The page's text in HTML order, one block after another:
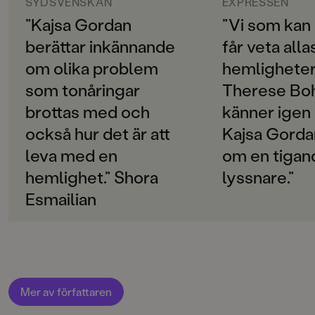
försöker hjälpa, behöver man inte tänka på det man
själv är ledsen för.
SPRÅK
Svenska
PUBLICERINGSDATUM
2020-03-20
Produktion
Produktdetaljer
ISBN
9789129720648
”Kajsa Gordan
berättar inkännande
om olika problem
som tonåringar
brottas med och
också hur det är att
leva med en
hemlighet.” Shora
Esmailian
”Vi som
får veta
Therese
känner igen
Kajsa
om en
lyssnare.”
Mer av författaren